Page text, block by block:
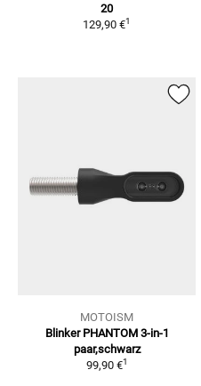
20
129,90 €1
MOTOISM
Blinker PHANTOM 3-in-1
paar,schwarz
99,90 €1